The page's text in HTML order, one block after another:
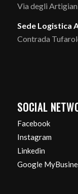
Via degli
Sede Logistica
Contrada
SOCIAL
Facebook
Instagram
Linkedin
Google